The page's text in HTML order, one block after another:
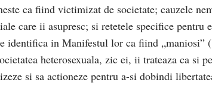
ca fiind victimizat de societate; cauzele
care ii asupresc; si retetele specifice pentru
identifica in Manifestul lor ca fiind „maniosi”
heterosexuala, zic ei, ii trateaza ca si
si sa actioneze pentru a-si dobindi